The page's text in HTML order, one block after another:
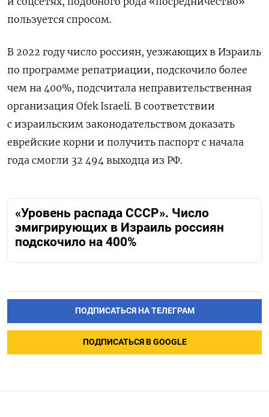
пользуется спросом.
В 2022 году число россиян, уезжающих в Израиль
по программе репатриации, подскочило более
чем на 400%, подсчитала неправительственная
организация Ofek Israeli. В соответствии
с израильским законодательством доказать
еврейские корни и получить паспорт с начала
года смогли 32 494 выходца из РФ.
«Уровень распада СССР». Число
эмигрирующих в Израиль россиян
подскочило на 400%
ПОДПИСАТЬСЯ НА ТЕЛЕГРАМ
ПОДПИСАТЬСЯ В GOOGLE